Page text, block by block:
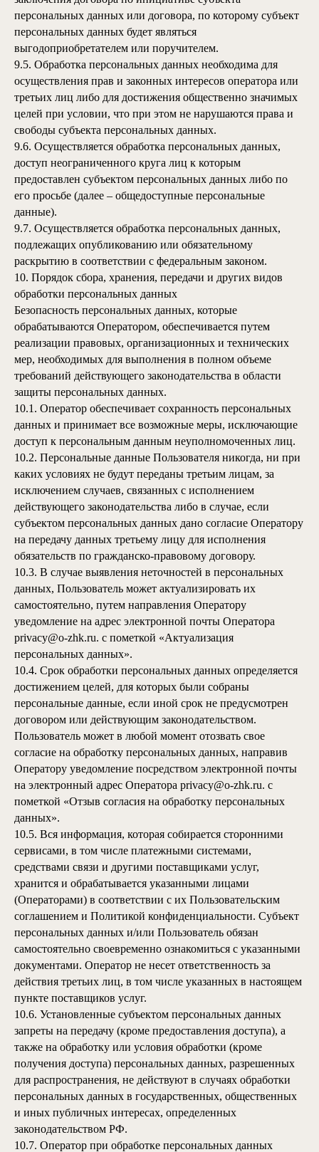
персональных данных или договора, по которому субъект
персональных данных будет являться
выгодоприобретателем или поручителем.
9.5. Обработка персональных данных необходима для
осуществления прав и законных интересов оператора или
третьих лиц либо для достижения общественно значимых
целей при условии, что при этом не нарушаются права и
свободы субъекта персональных данных.
9.6. Осуществляется обработка персональных данных,
доступ неограниченного круга лиц к которым
предоставлен субъектом персональных данных либо по
его просьбе (далее – общедоступные персональные
данные).
9.7. Осуществляется обработка персональных данных,
подлежащих опубликованию или обязательному
раскрытию в соответствии с федеральным законом.
10. Порядок сбора, хранения, передачи и других видов
обработки персональных данных
Безопасность персональных данных, которые
обрабатываются Оператором, обеспечивается путем
реализации правовых, организационных и технических
мер, необходимых для выполнения в полном объеме
требований действующего законодательства в области
защиты персональных данных.
10.1. Оператор обеспечивает сохранность персональных
данных и принимает все возможные меры, исключающие
доступ к персональным данным неуполномоченных лиц.
10.2. Персональные данные Пользователя никогда, ни при
каких условиях не будут переданы третьим лицам, за
исключением случаев, связанных с исполнением
действующего законодательства либо в случае, если
субъектом персональных данных дано согласие Оператору
на передачу данных третьему лицу для исполнения
обязательств по гражданско-правовому договору.
10.3. В случае выявления неточностей в персональных
данных, Пользователь может актуализировать их
самостоятельно, путем направления Оператору
уведомление на адрес электронной почты Оператора
privacy@o-zhk.ru. с пометкой «Актуализация
персональных данных».
10.4. Срок обработки персональных данных определяется
достижением целей, для которых были собраны
персональные данные, если иной срок не предусмотрен
договором или действующим законодательством.
Пользователь может в любой момент отозвать свое
согласие на обработку персональных данных, направив
Оператору уведомление посредством электронной почты
на электронный адрес Оператора privacy@o-zhk.ru. с
пометкой «Отзыв согласия на обработку персональных
данных».
10.5. Вся информация, которая собирается сторонними
сервисами, в том числе платежными системами,
средствами связи и другими поставщиками услуг,
хранится и обрабатывается указанными лицами
(Операторами) в соответствии с их Пользовательским
соглашением и Политикой конфиденциальности. Субъект
персональных данных и/или Пользователь обязан
самостоятельно своевременно ознакомиться с указанными
документами. Оператор не несет ответственность за
действия третьих лиц, в том числе указанных в настоящем
пункте поставщиков услуг.
10.6. Установленные субъектом персональных данных
запреты на передачу (кроме предоставления доступа), а
также на обработку или условия обработки (кроме
получения доступа) персональных данных, разрешенных
для распространения, не действуют в случаях обработки
персональных данных в государственных, общественных
и иных публичных интересах, определенных
законодательством РФ.
10.7. Оператор при обработке персональных данных